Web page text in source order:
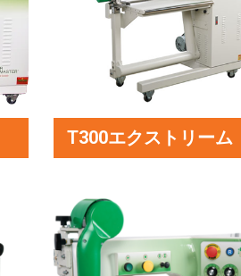
T300エクストリーム